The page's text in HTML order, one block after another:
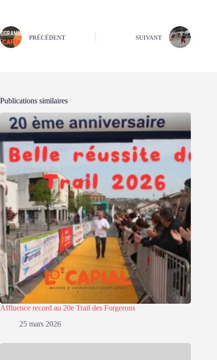
PRÉCÉDENT SUIVANT
Publications similaires
Affluence record au 20e Trail des Forgerons
25 mars 2026